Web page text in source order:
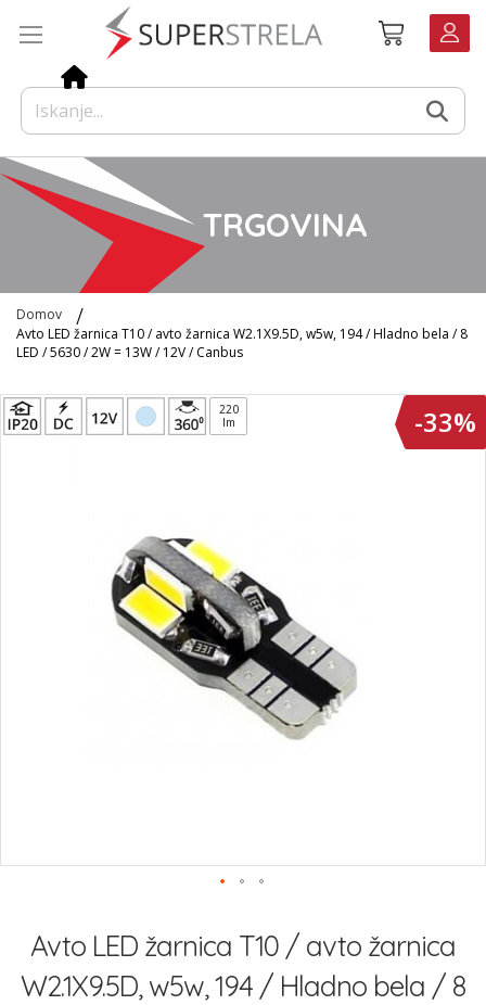
Košarica
TRGOVINA
Domov
Avto LED žarnica T10 / avto žarnica W2.1X9.5D, w5w, 194 / Hladno bela / 8
LED / 5630 / 2W = 13W / 12V / Canbus
Preskoči
na
220
lm
-33%
začetek
galerije
Avto LED žarnica T10 / avto žarnica
W2.1X9.5D, w5w, 194 / Hladno bela / 8